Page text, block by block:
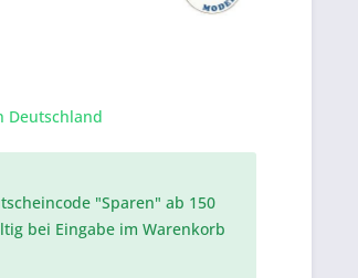
Deutschland
"Sparen" ab 150
bei Eingabe im Warenkorb